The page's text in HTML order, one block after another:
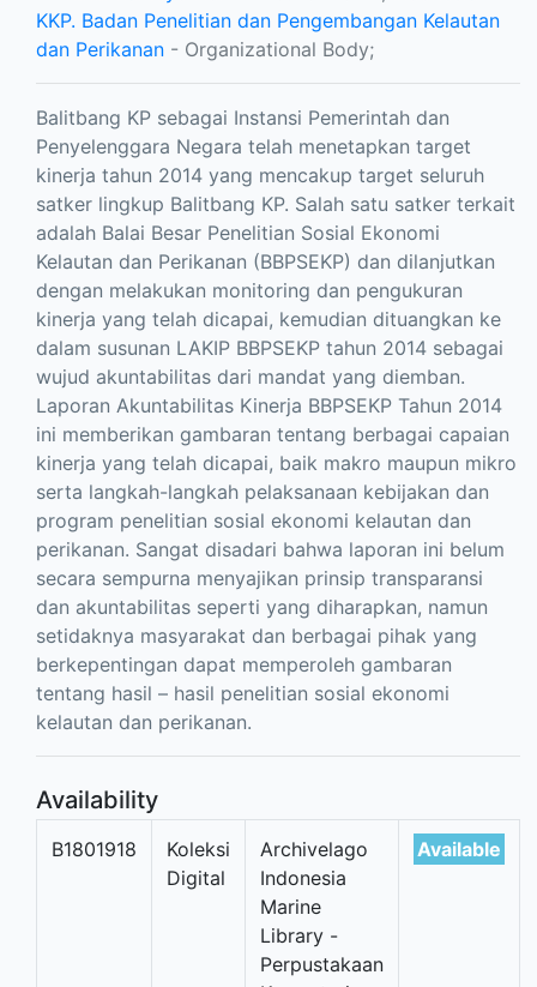
KKP. Badan Penelitian dan Pengembangan Kelautan
dan Perikanan - Organizational Body;
Balitbang KP sebagai Instansi Pemerintah dan
Penyelenggara Negara telah menetapkan target
kinerja tahun 2014 yang mencakup target seluruh
satker lingkup Balitbang KP. Salah satu satker terkait
adalah Balai Besar Penelitian Sosial Ekonomi
Kelautan dan Perikanan (BBPSEKP) dan dilanjutkan
dengan melakukan monitoring dan pengukuran
kinerja yang telah dicapai, kemudian dituangkan ke
dalam susunan LAKIP BBPSEKP tahun 2014 sebagai
wujud akuntabilitas dari mandat yang diemban.
Laporan Akuntabilitas Kinerja BBPSEKP Tahun 2014
ini memberikan gambaran tentang berbagai capaian
kinerja yang telah dicapai, baik makro maupun mikro
serta langkah-langkah pelaksanaan kebijakan dan
program penelitian sosial ekonomi kelautan dan
perikanan. Sangat disadari bahwa laporan ini belum
secara sempurna menyajikan prinsip transparansi
dan akuntabilitas seperti yang diharapkan, namun
setidaknya masyarakat dan berbagai pihak yang
berkepentingan dapat memperoleh gambaran
tentang hasil – hasil penelitian sosial ekonomi
kelautan dan perikanan.
Availability
B1801918
Koleksi
Digital
Archivelago
Indonesia
Marine
Library -
Perpustakaan
Available